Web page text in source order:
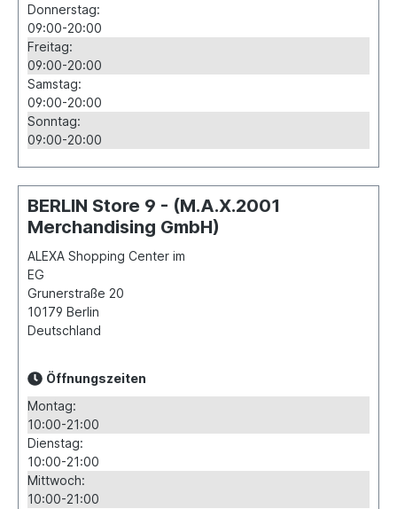
Donnerstag:
09:00-20:00
Freitag:
09:00-20:00
Samstag:
09:00-20:00
Sonntag:
09:00-20:00
BERLIN Store 9 - (M.A.X.2001
Merchandising GmbH)
ALEXA Shopping Center im
EG
Grunerstraße 20
10179 Berlin
Deutschland
Öffnungszeiten
Montag:
10:00-21:00
Dienstag:
10:00-21:00
Mittwoch:
10:00-21:00